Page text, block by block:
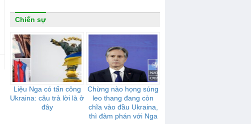
Chiến sự
Liệu Nga có tấn công
Ukraina: câu trả lời là ở
đây
Chừng nào họng súng
leo thang đang còn
chĩa vào đầu Ukraina,
thì đàm phán với Nga